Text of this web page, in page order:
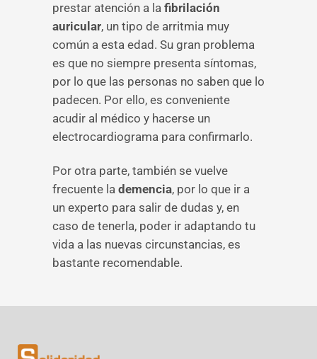
prestar atención a la fibrilación
auricular, un tipo de arritmia muy
común a esta edad. Su gran problema
es que no siempre presenta síntomas,
por lo que las personas no saben que lo
padecen. Por ello, es conveniente
acudir al médico y hacerse un
electrocardiograma para confirmarlo.
Por otra parte, también se vuelve
frecuente la demencia, por lo que ir a
un experto para salir de dudas y, en
caso de tenerla, poder ir adaptando tu
vida a las nuevas circunstancias, es
bastante recomendable.